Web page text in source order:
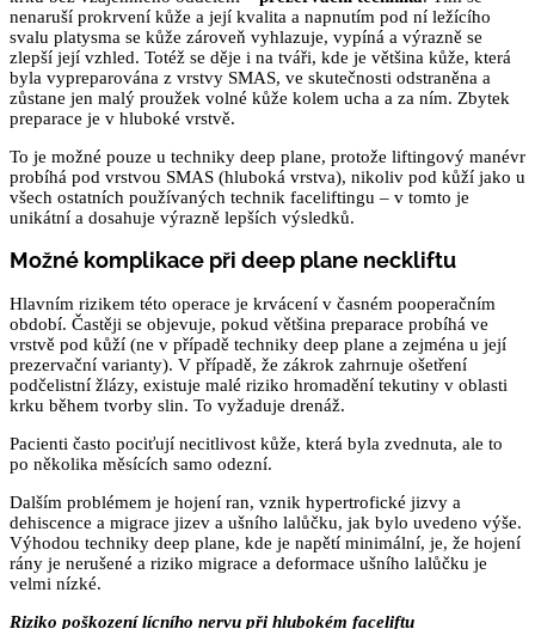
nenaruší prokrvení kůže a její kvalita a napnutím pod ní ležícího
svalu platysma se kůže zároveň vyhlazuje, vypíná a výrazně se
zlepší její vzhled. Totéž se děje i na tváři, kde je většina kůže, která
byla vypreparována z vrstvy SMAS, ve skutečnosti odstraněna a
zůstane jen malý proužek volné kůže kolem ucha a za ním. Zbytek
preparace je v hluboké vrstvě.
To je možné pouze u techniky deep plane, protože liftingový manévr
probíhá pod vrstvou SMAS (hluboká vrstva), nikoliv pod kůží jako u
všech ostatních používaných technik faceliftingu – v tomto je
unikátní a dosahuje výrazně lepších výsledků.
Možné komplikace při deep plane neckliftu
Hlavním rizikem této operace je krvácení v časném pooperačním
období. Častěji se objevuje, pokud většina preparace probíhá ve
vrstvě pod kůží (ne v případě techniky deep plane a zejména u její
prezervační varianty). V případě, že zákrok zahrnuje ošetření
podčelistní žlázy, existuje malé riziko hromadění tekutiny v oblasti
krku během tvorby slin. To vyžaduje drenáž.
Pacienti často pociťují necitlivost kůže, která byla zvednuta, ale to
po několika měsících samo odezní.
Dalším problémem je hojení ran, vznik hypertrofické jizvy a
dehiscence a migrace jizev a ušního lalůčku, jak bylo uvedeno výše.
Výhodou techniky deep plane, kde je napětí minimální, je, že hojení
rány je nerušené a riziko migrace a deformace ušního lalůčku je
velmi nízké.
Riziko poškození lícního nervu při hlubokém faceliftu